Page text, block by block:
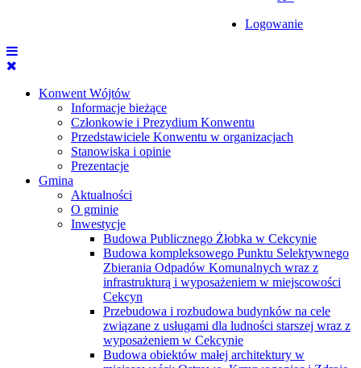
Logowanie
Konwent Wójtów
Informacje bieżące
Członkowie i Prezydium Konwentu
Przedstawiciele Konwentu w organizacjach
Stanowiska i opinie
Prezentacje
Gmina
Aktualności
O gminie
Inwestycje
Budowa Publicznego Żłobka w Cekcynie
Budowa kompleksowego Punktu Selektywnego
Zbierania Odpadów Komunalnych wraz z
infrastrukturą i wyposażeniem w miejscowości
Cekcyn
Przebudowa i rozbudowa budynków na cele
związane z usługami dla ludności starszej wraz z
wyposażeniem w Cekcynie
Budowa obiektów małej architektury w